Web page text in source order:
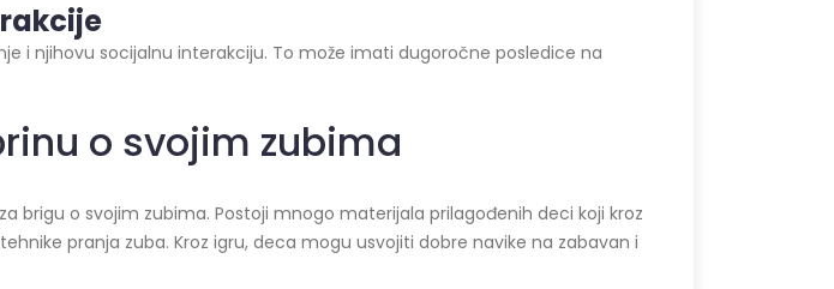
i njihovu socijalnu interakciju. To može imati dugoročne posledice na
o svojim zubima
brigu o svojim zubima. Postoji mnogo materijala prilagođenih deci koji kroz
pranja zuba. Kroz igru, deca mogu usvojiti dobre navike na zabavan i